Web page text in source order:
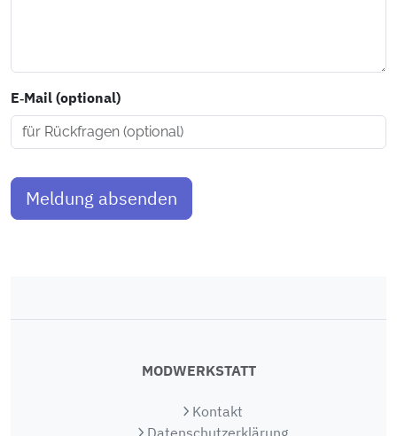
E‑Mail (optional)
Meldung absenden
MODWERKSTATT
Kontakt